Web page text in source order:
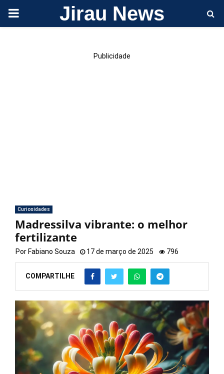
PRIMARY Jirau News
Publicidade
Curiosidades
Madressilva vibrante: o melhor
fertilizante
Por Fabiano Souza 17 de março de 2025 796
COMPARTILHE